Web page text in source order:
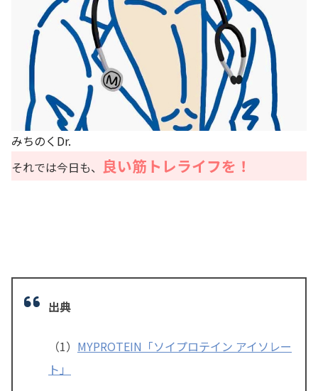
みちのくDr.
それでは今日も、 良い筋トレライフを！
出典
（1） MYPROTEIN「ソイプロテイン アイソレー
ト」